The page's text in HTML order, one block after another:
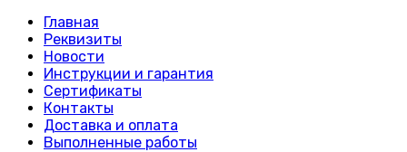
Главная
Реквизиты
Новости
Инструкции и гарантия
Сертификаты
Контакты
Доставка и оплата
Выполненные работы